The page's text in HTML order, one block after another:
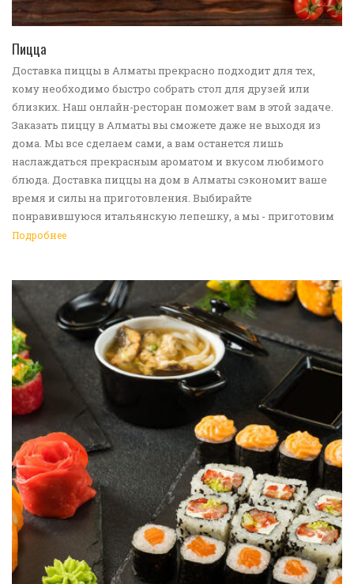
Пицца
Доставка пиццы в Алматы прекрасно подходит для тех,
кому необходимо быстро собрать стол для друзей или
близких. Наш онлайн-ресторан поможет вам в этой задаче.
Заказать пиццу в Алматы вы сможете даже не выходя из
дома. Мы все сделаем сами, а вам останется лишь
наслаждаться прекрасным ароматом и вкусом любимого
блюда. Доставка пиццы на дом в Алматы сэкономит ваше
время и силы на приготовления. Выбирайте
понравившуюся итальянскую лепешку, а мы - приготовим
ее в лучших традициях. Доставка еды в Алматы -
Подробнее